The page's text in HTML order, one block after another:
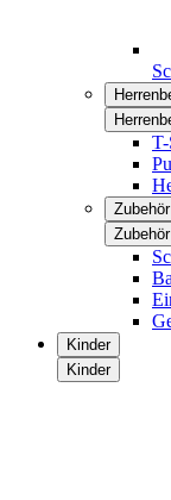
Zubehör
Zubehör
Kinder
Kinder